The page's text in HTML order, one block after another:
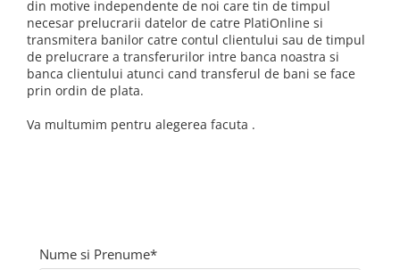
Seminte de conopida
Leustean
Seminte de morcov
Seminte telina de radacina
Scule VDE
Set tubulare
Biti si duze
Chei hexagonale
Tarozi, filiere si capete de
Echipament de protectie
din motive independente de noi care tin de timpul
necesar prelucrarii datelor de catre PlatiOnline si
transmitera banilor catre contul clientului sau de timpul
de prelucrare a transferurilor intre banca noastra si
banca clientului atunci cand transferul de bani se face
prin ordin de plata.
Va multumim pentru alegerea facuta .
Nume si Prenume*